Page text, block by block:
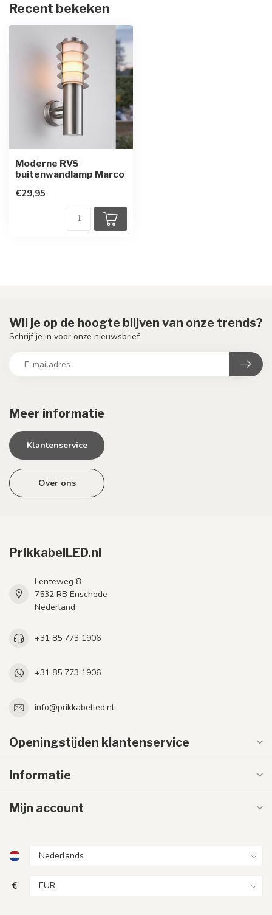
Recent bekeken
Moderne RVS
buitenwandlamp Marco
€29,95
Meer informatie
Klantenservice
Over ons
Wil je op de hoogte blijven van onze trends?
Schrijf je in voor onze nieuwsbrief
PrikkabelLED.nl
Lenteweg 8
7532 RB Enschede
Nederland
+31 85 773 1906
+31 85 773 1906
info@prikkabelled.nl
Openingstijden klantenservice
Informatie
Mijn account
€